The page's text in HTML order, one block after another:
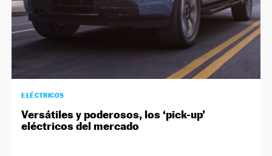
ELÉCTRICOS
Versátiles y poderosos, los ‘pick-up’
eléctricos del mercado